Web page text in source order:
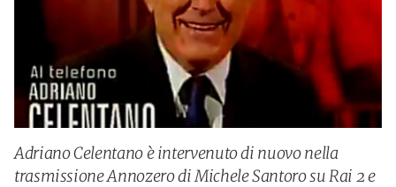
Adriano Celentano è intervenuto di nuovo nella
trasmissione Annozero di Michele Santoro su Rai 2 e